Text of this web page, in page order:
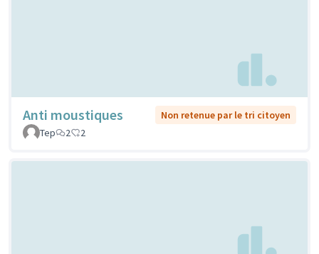
Anti moustiques
Non retenue par le tri citoyen
Tep
2 2